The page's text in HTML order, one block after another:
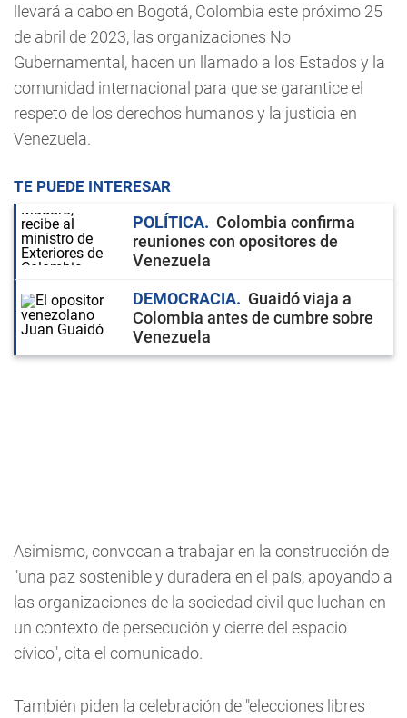
llevará a cabo en Bogotá, Colombia este próximo 25
de abril de 2023, las organizaciones No
Gubernamental, hacen un llamado a los Estados y la
comunidad internacional para que se garantice el
respeto de los derechos humanos y la justicia en
Venezuela.
TE PUEDE INTERESAR
POLÍTICA
Colombia confirma
reuniones con opositores de
Venezuela
DEMOCRACIA
Guaidó viaja a
Colombia antes de cumbre sobre
Venezuela
Asimismo, convocan a trabajar en la construcción de
"una paz sostenible y duradera en el país, apoyando a
las organizaciones de la sociedad civil que luchan en
un contexto de persecución y cierre del espacio
cívico", cita el comunicado.
También piden la celebración de "elecciones libres